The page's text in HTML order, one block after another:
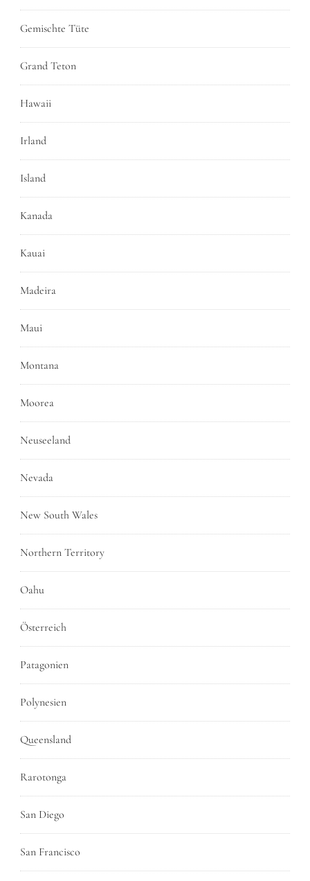
Gemischte Tüte
Grand Teton
Hawaii
Irland
Island
Kanada
Kauai
Madeira
Maui
Montana
Moorea
Neuseeland
Nevada
New South Wales
Northern Territory
Oahu
Österreich
Patagonien
Polynesien
Queensland
Rarotonga
San Diego
San Francisco